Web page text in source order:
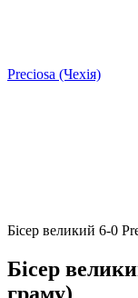
Preciosa (Чехія)
Бісер великий 6-0
Бісер